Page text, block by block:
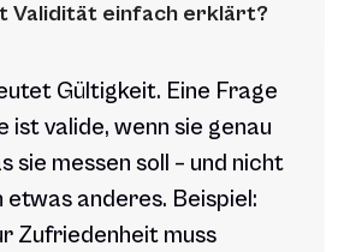
Validität einfach erklärt?
Gültigkeit. Eine Frage
ist valide, wenn sie genau
sie messen soll – und nicht
anderes. Beispiel:
Zufriedenheit muss